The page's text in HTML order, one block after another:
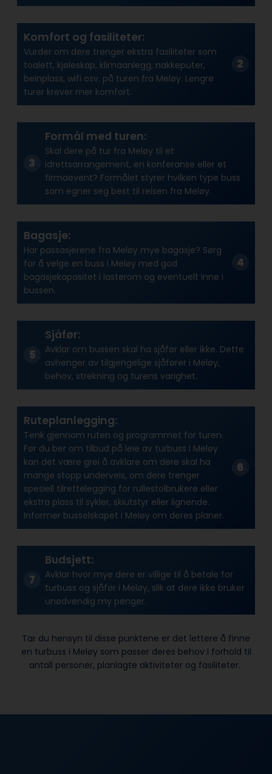
Komfort og fasiliteter:
Vurder om dere trenger ekstra fasiliteter som
toalett, kjøleskap, klimaanlegg, nakkeputer,
beinplass, wifi osv. på turen fra Meløy. Lengre
turer krever mer komfort.
Formål med turen:
Skal dere på tur fra Meløy til et
idrettsarrangement, en konferanse eller et
firmaevent? Formålet styrer hvilken type buss
som egner seg best til reisen fra Meløy.
Bagasje:
Har passasjerene fra Meløy mye bagasje? Sørg
for å velge en buss i Meløy med god
bagasjekapasitet i lasterom og eventuelt inne i
bussen.
Sjåfør:
Avklar om bussen skal ha sjåfør eller ikke. Dette
avhenger av tilgjengelige sjåfører i Meløy,
behov, strekning og turens varighet.
Ruteplanlegging:
Tenk gjennom ruten og programmet for turen.
Før du ber om tilbud på leie av turbuss i Meløy
kan det være grei å avklare om dere skal ha
mange stopp underveis, om dere trenger
spesiell tilrettelegging for rullestolbrukere eller
ekstra plass til sykler, skiutstyr eller lignende.
Informer busselskapet i Meløy om deres planer.
Budsjett:
Avklar hvor mye dere er villige til å betale for
turbuss og sjåfør i Meløy, slik at dere ikke bruker
unødvendig my penger.
Tar du hensyn til disse punktene er det lettere å finne
en turbuss i Meløy som passer deres behov i forhold til
antall personer, planlagte aktiviteter og fasiliteter.